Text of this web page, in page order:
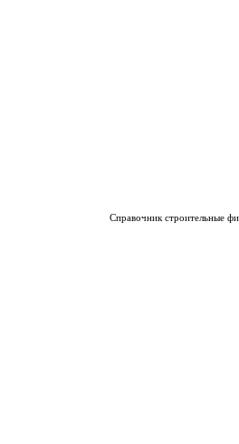
Справочник строительные